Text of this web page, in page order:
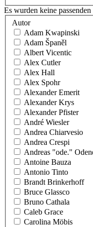
Es wurden keine
Autor
Adam Kwapinski
Adam Španěl
Albert Vicentic
Alex Cutler
Alex Hall
Alex Spohr
Alexander Emerit
Alexander Krys
Alexander Pfister
André Wiesler
Andrea Chiarvesio
Andrea Crespi
Andreas "ode."
Antoine Bauza
Antonio Tinto
Brandt Brinkerhoff
Bruce Glassco
Bruno Cathala
Caleb Grace
Carolina Möbis